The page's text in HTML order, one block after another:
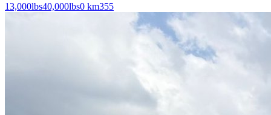
13,000lbs40,000lbs0 km355